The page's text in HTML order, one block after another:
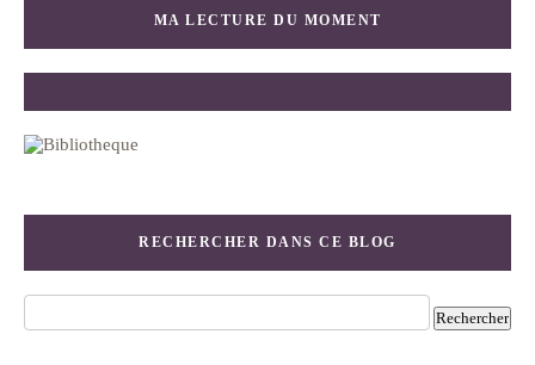
MA LECTURE DU MOMENT
RECHERCHER DANS CE BLOG